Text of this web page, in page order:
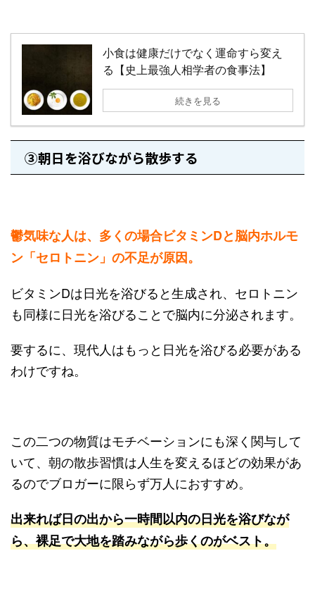
小食は健康だけでなく運命すら変え
る【史上最強人相学者の食事法】
続きを見る
③朝日を浴びながら散歩する
鬱気味な人は、多くの場合ビタミンDと脳内ホルモ
ン「セロトニン」の不足が原因。
ビタミンDは日光を浴びると生成され、セロトニン
も同様に日光を浴びることで脳内に分泌されます。
要するに、現代人はもっと日光を浴びる必要がある
わけですね。
この二つの物質はモチベーションにも深く関与して
いて、朝の散歩習慣は人生を変えるほどの効果があ
るのでブロガーに限らず万人におすすめ。
出来れば日の出から一時間以内の日光を浴びなが
ら、裸足で大地を踏みながら歩くのがベスト。